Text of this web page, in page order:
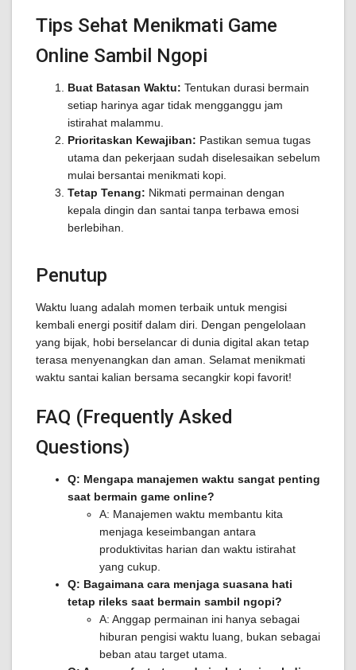
Tips Sehat Menikmati Game
Online Sambil Ngopi
Buat Batasan Waktu: Tentukan durasi bermain
setiap harinya agar tidak mengganggu jam
istirahat malammu.
Prioritaskan Kewajiban: Pastikan semua tugas
utama dan pekerjaan sudah diselesaikan sebelum
mulai bersantai menikmati kopi.
Tetap Tenang: Nikmati permainan dengan
kepala dingin dan santai tanpa terbawa emosi
berlebihan.
Penutup
Waktu luang adalah momen terbaik untuk mengisi
kembali energi positif dalam diri. Dengan pengelolaan
yang bijak, hobi berselancar di dunia digital akan tetap
terasa menyenangkan dan aman. Selamat menikmati
waktu santai kalian bersama secangkir kopi favorit!
FAQ (Frequently Asked
Questions)
Q: Mengapa manajemen waktu sangat penting
saat bermain game online?
A: Manajemen waktu membantu kita
menjaga keseimbangan antara
produktivitas harian dan waktu istirahat
yang cukup.
Q: Bagaimana cara menjaga suasana hati
tetap rileks saat bermain sambil ngopi?
A: Anggap permainan ini hanya sebagai
hiburan pengisi waktu luang, bukan sebagai
beban atau target utama.